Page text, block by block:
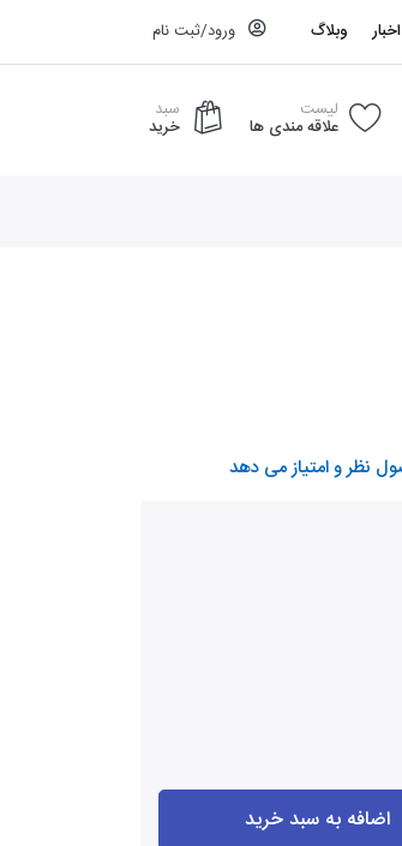
اخبار وبلاگ ورود/ثبت نام
لیست
علاقه مندی ها
سبد
خرید
نظر و امتیاز می دهد
اضافه به سبد خرید